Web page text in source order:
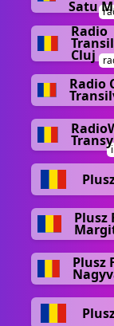
Satu
Radio
Cluj
Radio
Plusz
Plusz